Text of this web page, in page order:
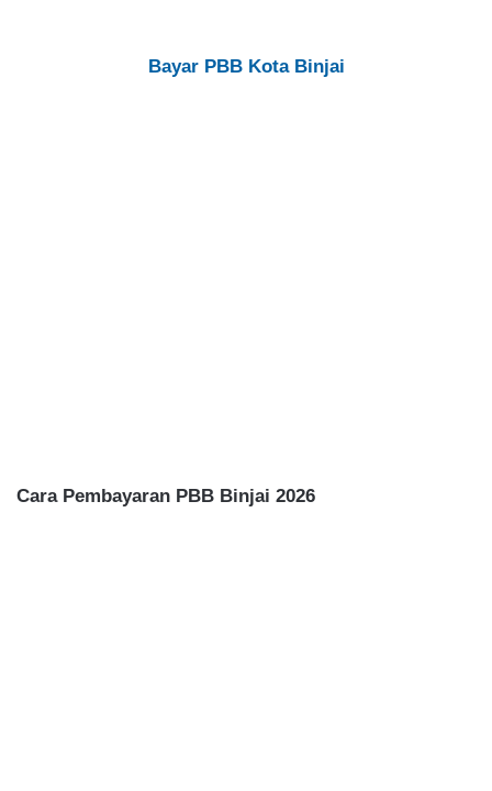
Bayar PBB Kota Binjai
Cara Pembayaran PBB Binjai 2026